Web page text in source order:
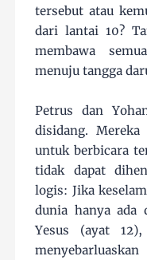
tersebut atau
dari lantai 10?
membawa
menuju tangga
Petrus dan
disidang.
untuk berbicara
tidak dapat
logis: Jika
dunia hanya ada
Yesus (ayat